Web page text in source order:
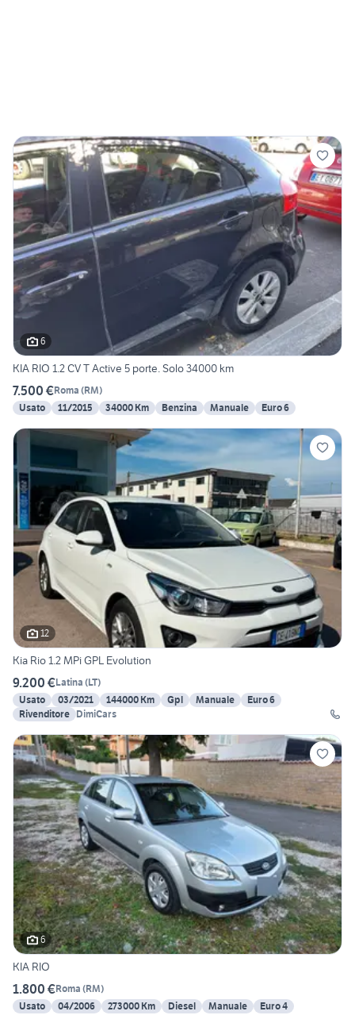
6
KIA RIO 1.2 CV T Active 5 porte. Solo 34000 km
7.500 €Roma (RM)
Usato
11/2015 34000 Km Benzina Manuale Euro 6
12
Kia Rio 1.2 MPi GPL Evolution
9.200 €Latina (LT)
Usato
03/2021 144000 Km Gpl Manuale
Euro 6
Rivenditore DimiCars
6
KIA RIO
1.800 €Roma (RM)
Usato
04/2006 273000 Km Diesel Manuale Euro 4